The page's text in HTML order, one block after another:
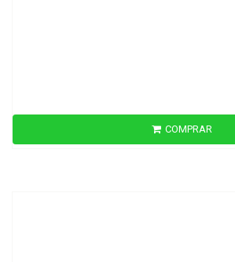
COMPRAR
R$87,00